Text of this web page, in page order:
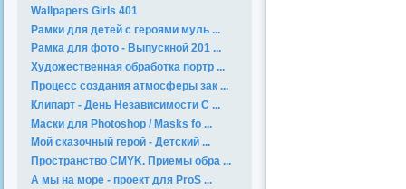
Wallpapers Girls 401
Рамки для детей с героями муль ...
Рамка для фото - Выпускной 201 ...
Художественная обработка портр ...
Процесс создания атмосферы зак ...
Клипарт - День Независимости С ...
Маски для Photoshop / Masks fo ...
Мой сказочный герой - Детский ...
Пространство CMYK. Приемы обра ...
А мы на море - проект для ProS ...